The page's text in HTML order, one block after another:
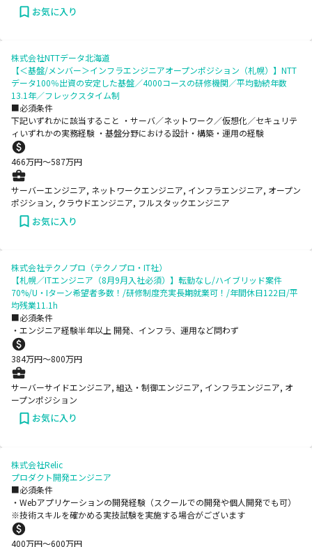
お気に入り
株式会社NTTデータ北海道
【＜基盤/メンバー＞インフラエンジニアオープンポジション（札幌）】NTT
データ100％出資の安定した基盤／4000コースの研修機関／平均勤続年数
13.1年／フレックスタイム制
■必須条件
下記いずれかに該当すること ・サーバ／ネットワーク／仮想化／セキュリテ
ィいずれかの実務経験 ・基盤分野における設計・構築・運用の経験
466万円〜587万円
サーバーエンジニア, ネットワークエンジニア, インフラエンジニア, オープン
ポジション, クラウドエンジニア, フルスタックエンジニア
お気に入り
株式会社テクノプロ（テクノプロ・IT社）
【札幌／ITエンジニア（8月9月入社必須）】転勤なし/ハイブリッド案件
70%/U・Iターン希望者多数！/研修制度充実長期就業可！/年間休日122日/平
均残業11.1h
■必須条件
・エンジニア経験半年以上 開発、インフラ、運用など問わず
384万円〜800万円
サーバーサイドエンジニア, 組込・制御エンジニア, インフラエンジニア, オ
ープンポジション
お気に入り
株式会社Relic
プロダクト開発エンジニア
■必須条件
・Webアプリケーションの開発経験（スクールでの開発や個人開発でも可）
※技術スキルを確かめる実技試験を実施する場合がございます
400万円〜600万円